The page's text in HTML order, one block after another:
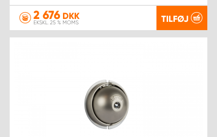
2 676 DKK
EKSKL. 25 % MOMS TILFØJ